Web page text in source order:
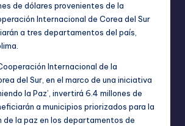
de dólares provenientes de la
Internacional de Corea del Sur
a tres departamentos del país,
Internacional de la
del Sur, en el marco de una iniciativa
la Paz’, invertirá 6.4 millones de
a municipios priorizados para la
de la paz en los departamentos de